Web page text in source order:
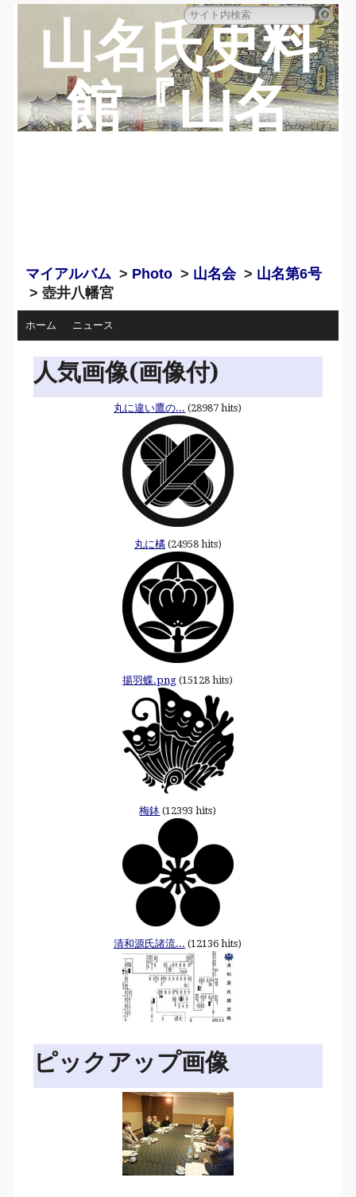
山名氏史料
館『山名
マイアルバム > Photo > 山名会> 山名第6号
> 壺井八幡宮
ホーム ニュース
人気画像(画像付)
丸に違い鷹の... (28987 hits)
丸に橘(24958 hits)
揚羽蝶.png (15128 hits)
梅鉢 (12393 hits)
清和源氏諸流... (12136 hits)
ピックアップ画像